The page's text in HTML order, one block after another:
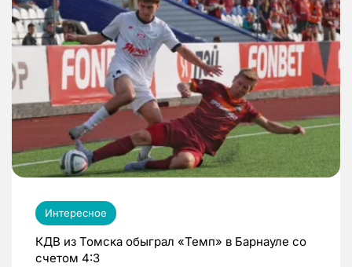
Интересное
КДВ из Томска обыграл «Темп» в Барнауле со
счетом 4:3